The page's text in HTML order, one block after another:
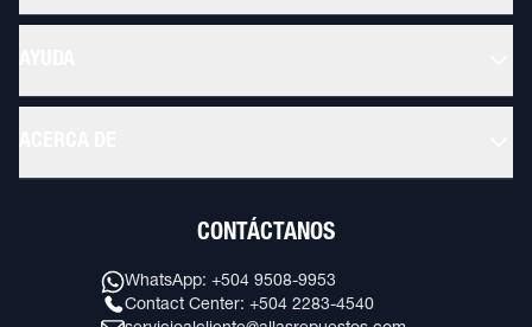
CONTÁCTANOS
WhatsApp: +504 9508-9953
Contact Center: +504 2283-4540